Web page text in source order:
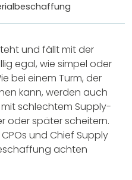
und fällt mit der
egal, wie simpel oder
bei einem Turm, der
kann, werden auch
schlechtem Supply-
oder später scheitern.
und Chief Supply
achten